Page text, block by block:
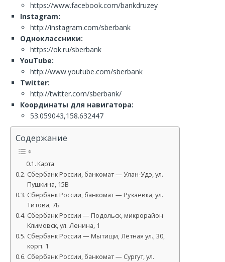
https://www.facebook.com/bankdruzey
Instagram:
http://instagram.com/sberbank
Одноклассники:
https://ok.ru/sberbank
YouTube:
http://www.youtube.com/sberbank
Twitter:
http://twitter.com/sberbank/
Координаты для навигатора:
53.059043,158.632447
Содержание
Карта:
Сбербанк России, банкомат — Улан-Удэ, ул.
Пушкина, 15В
Сбербанк России, банкомат — Рузаевка, ул.
Титова, 7Б
Сбербанк России — Подольск, микрорайон
Климовск, ул. Ленина, 1
Сбербанк России — Мытищи, Лётная ул., 30,
корп. 1
Сбербанк России, банкомат — Сургут, ул.